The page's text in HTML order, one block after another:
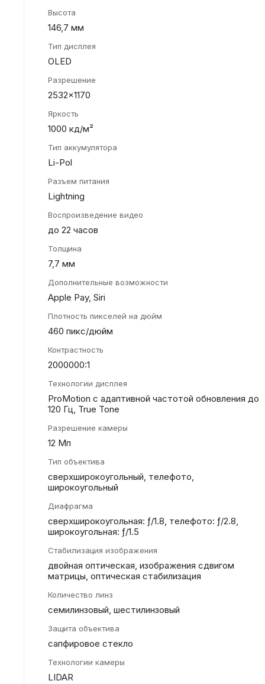
Высота
146,7 мм
Тип дисплея
OLED
Разрешение
2532x1170
Яркость
1000 кд/м²
Тип аккумулятора
Li-Pol
Разъем питания
Lightning
Воспроизведение видео
до 22 часов
Толщина
7,7 мм
Дополнительные возможности
Apple Pay, Siri
Плотность пикселей на дюйм
460 пикс/дюйм
Контрастность
2000000:1
Технологии дисплея
ProMotion с адаптивной частотой обновления до
120 Гц, True Tone
Разрешение камеры
12 Мп
Тип объектива
сверхширокоугольный, телефото,
широкоугольный
Диафрагма
сверхшироко­угольная: ƒ/1.8, телефото: ƒ/2.8,
широкоугольная: ƒ/1.5
Стабилизация изображения
двойная оптическая, изображения сдвигом
матрицы, оптическая стабилизация
Количество линз
семилинзовый, шестилинзовый
Защита объектива
сапфировое стекло
Технологии камеры
LIDAR